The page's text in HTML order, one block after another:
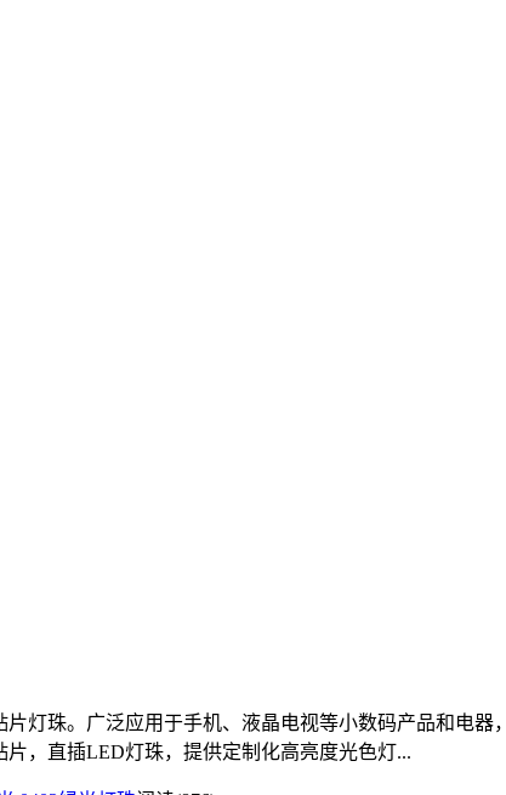
灯珠。广泛应用于手机、液晶电视等小数码产品和电
片，直插LED灯珠，提供定制化高亮度光色灯...